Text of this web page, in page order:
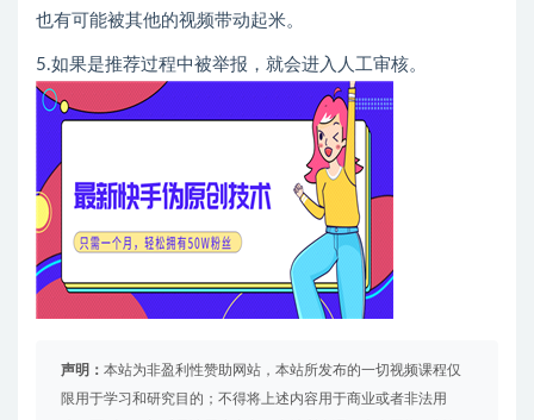
也有可能被其他的视频带动起米。
5.如果是推荐过程中被举报，就会进入人工审核。
声明： 本站为非盈利性赞助网站，本站所发布的一切视频课程仅
限用于学习和研究目的；不得将上述内容用于商业或者非法用